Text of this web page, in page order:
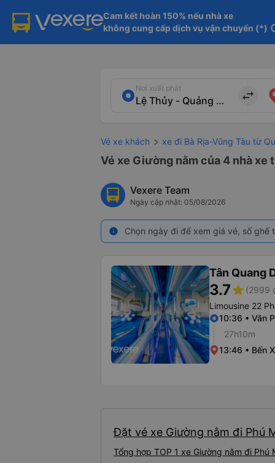
Cam kết hoàn 150% nếu nhà xe
không cung cấp dịch vụ vận chuyển (*)
Nơi xuất phát
import_export
Vé xe khách xe đi Bà Rịa-Vũng Tàu từ
Vé xe Giường nằm của 4 nhà xe
Vexere Team
Ngày cập nhật: 05/08/2026
info Chọn ngày đi để xem giá vé, số
Tân Quang
3.7star (2999
Limousine 22
10:36 • Văn
27h10m
13:46 • Bến
Đặt vé xe Giường nằm đi Phú
Tổng hợp TOP 1 xe Giường nằm đi